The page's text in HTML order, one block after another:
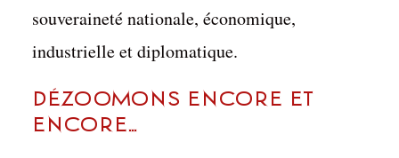
souveraineté nationale, économique,
industrielle et diplomatique.
Dézoomons encore et
encore…